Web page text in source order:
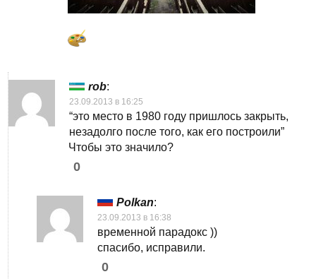
rob:
23.09.2013 в 16:25
“это место в 1980 году пришлось закрыть,
незадолго после того, как его построили”
Чтобы это значило?
0
Polkan:
23.09.2013 в 16:38
временной парадокс ))
спасибо, исправили.
0